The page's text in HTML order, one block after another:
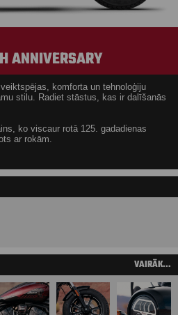
ANNIVERSARY
komforta un tehnoloģiju
stilu. Radiet stāstus, kas ir dalīšanās
ko viscaur rotā 125. gadadienas
ar rokām.
VAIRĀK...